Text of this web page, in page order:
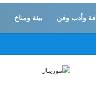
وأدب وفن بيئة ومناخ